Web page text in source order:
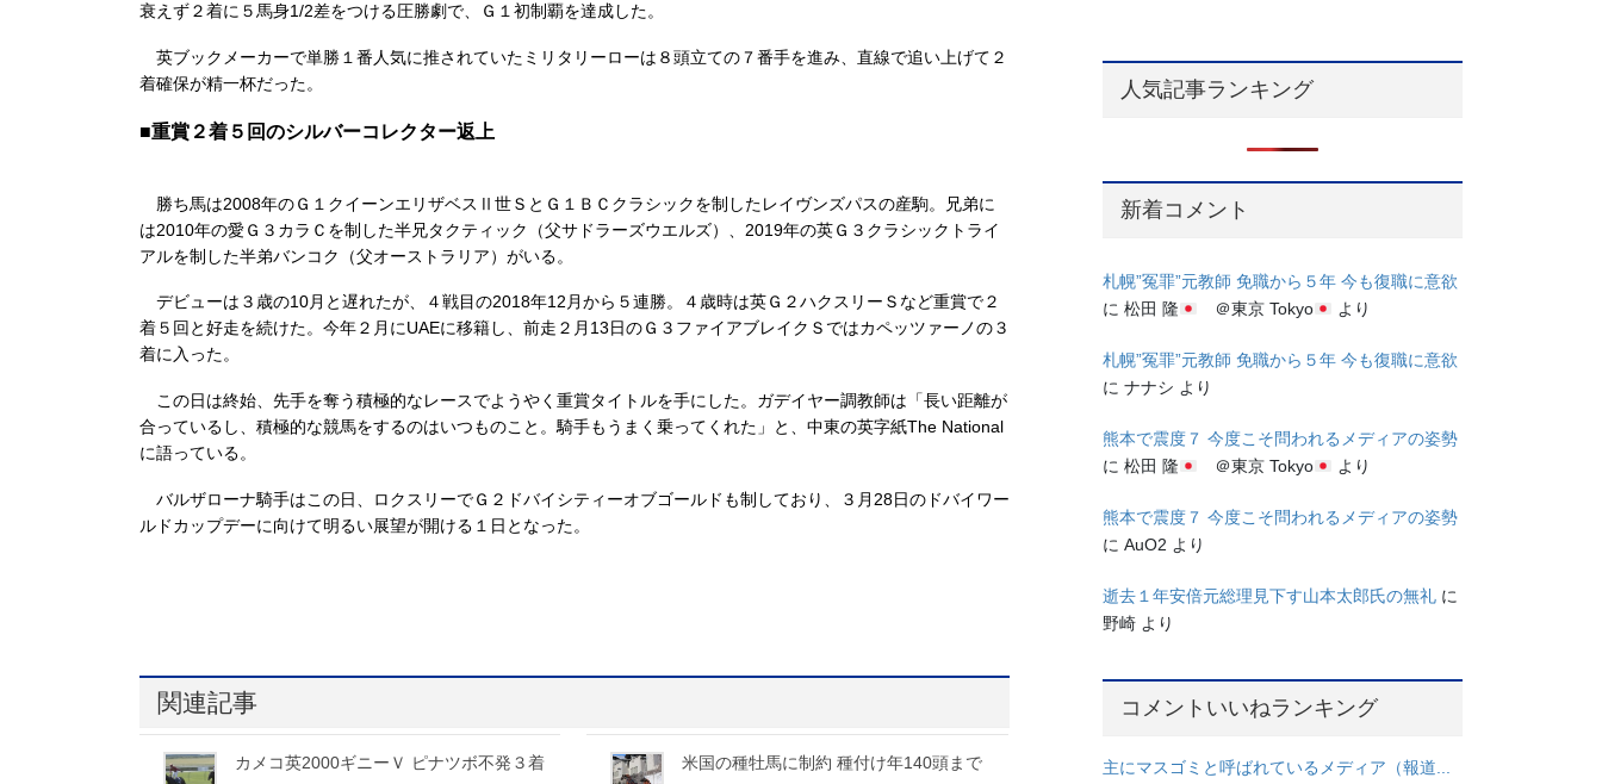
衰えず２着に５馬身1/2差をつける圧勝劇で、Ｇ１初制覇を達成した。
英ブックメーカーで単勝１番人気に推されていたミリタリーローは８頭立ての７番手を進み、直線で追い上げて２
着確保が精一杯だった。
■重賞２着５回のシルバーコレクター返上
勝ち馬は2008年のＧ１クイーンエリザベスⅡ世ＳとＧ１ＢＣクラシックを制したレイヴンズパスの産駒。兄弟に
は2010年の愛Ｇ３カラＣを制した半兄タクティック（父サドラーズウエルズ）、2019年の英Ｇ３クラシックトライ
アルを制した半弟バンコク（父オーストラリア）がいる。
デビューは３歳の10月と遅れたが、４戦目の2018年12月から５連勝。４歳時は英Ｇ２ハクスリーＳなど重賞で２
着５回と好走を続けた。今年２月にUAEに移籍し、前走２月13日のＧ３ファイアブレイクＳではカペッツァーノの３
着に入った。
この日は終始、先手を奪う積極的なレースでようやく重賞タイトルを手にした。ガデイヤー調教師は「長い距離が
合っているし、積極的な競馬をするのはいつものこと。騎手もうまく乗ってくれた」と、中東の英字紙The National
に語っている。
バルザローナ騎手はこの日、ロクスリーでＧ２ドバイシティーオブゴールドも制しており、３月28日のドバイワー
ルドカップデーに向けて明るい展望が開ける１日となった。
関連記事
カメコ英2000ギニーＶ ピナツボ不発３着 米国の種牡馬に制約 種付け年140頭まで
人気記事ランキング
新着コメント
札幌”冤罪”元教師 免職から５年 今も復職に意欲
に松田 隆 ＠東京 Tokyo より
札幌”冤罪”元教師 免職から５年 今も復職に意欲
にナナシ より
熊本で震度７ 今度こそ問われるメディアの姿勢
に松田 隆 ＠東京 Tokyo より
熊本で震度７ 今度こそ問われるメディアの姿勢
にAuO2 より
逝去１年安倍元総理見下す山本太郎氏の無礼 に
野崎 より
コメントいいねランキング
主にマスゴミと呼ばれているメディア（報道...